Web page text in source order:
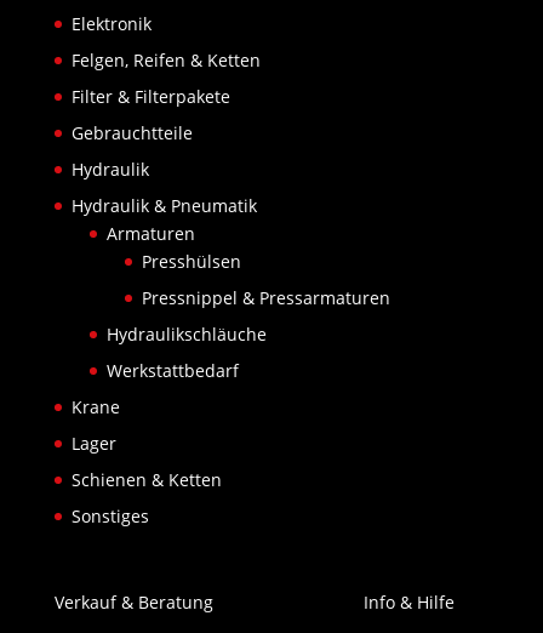
Elektronik
Felgen, Reifen & Ketten
Filter & Filterpakete
Gebrauchtteile
Hydraulik
Hydraulik & Pneumatik
Armaturen
Presshülsen
Pressnippel & Pressarmaturen
Hydraulikschläuche
Werkstattbedarf
Krane
Lager
Schienen & Ketten
Sonstiges
Verkauf & Beratung
Info & Hilfe